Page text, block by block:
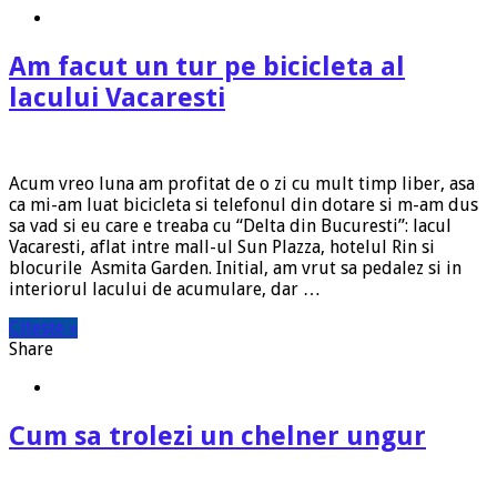
Am facut un tur pe bicicleta al
lacului Vacaresti
Acum vreo luna am profitat de o zi cu mult timp liber, asa
ca mi-am luat bicicleta si telefonul din dotare si m-am dus
sa vad si eu care e treaba cu “Delta din Bucuresti”: lacul
Vacaresti, aflat intre mall-ul Sun Plazza, hotelul Rin si
blocurile Asmita Garden. Initial, am vrut sa pedalez si in
interiorul lacului de acumulare, dar …
Citeste »
Share
Cum sa trolezi un chelner ungur